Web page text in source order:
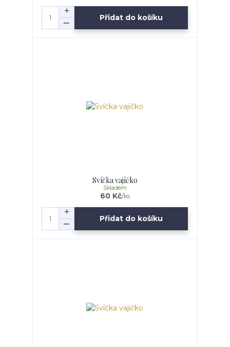
Přidat do košíku
Svíčka vajíčko
60 Kč/ks
Skladem
Přidat do košíku